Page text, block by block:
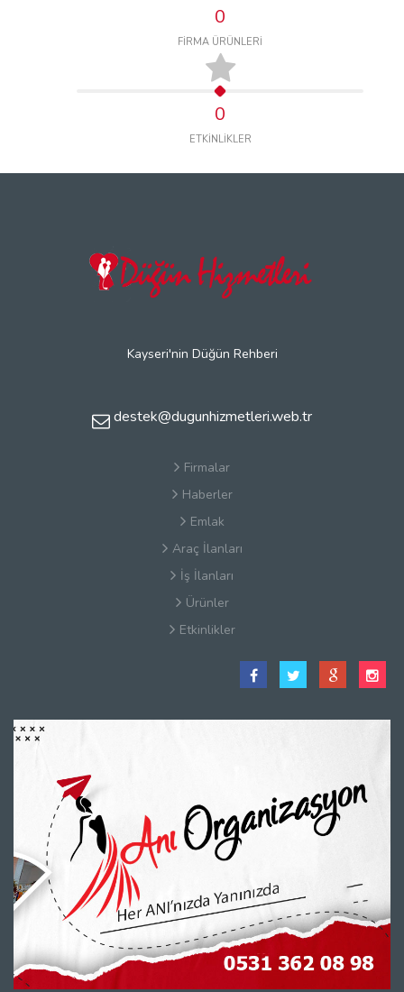
0
FİRMA ÜRÜNLERİ
0
ETKİNLİKLER
Kayseri'nin Düğün Rehberi
destek@dugunhizmetleri.web.tr
Firmalar
Haberler
Emlak
Araç İlanları
İş İlanları
Ürünler
Etkinlikler
Satış Sözleşmesi
Hakkımızda
İletişim